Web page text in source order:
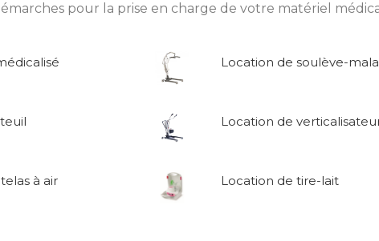
pour la prise en charge de votre matériel
Location de soulève-
Location de
à air Location de tire-lait